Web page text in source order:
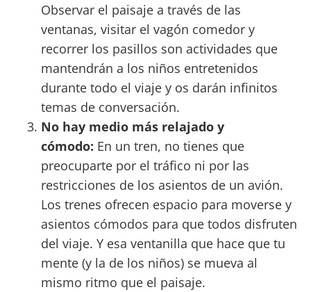
Observar el paisaje a través de las
ventanas, visitar el vagón comedor y
recorrer los pasillos son actividades que
mantendrán a los niños entretenidos
durante todo el viaje y os darán infinitos
temas de conversación.
No hay medio más relajado y
cómodo: En un tren, no tienes que
preocuparte por el tráfico ni por las
restricciones de los asientos de un avión.
Los trenes ofrecen espacio para moverse y
asientos cómodos para que todos disfruten
del viaje. Y esa ventanilla que hace que tu
mente (y la de los niños) se mueva al
mismo ritmo que el paisaje.